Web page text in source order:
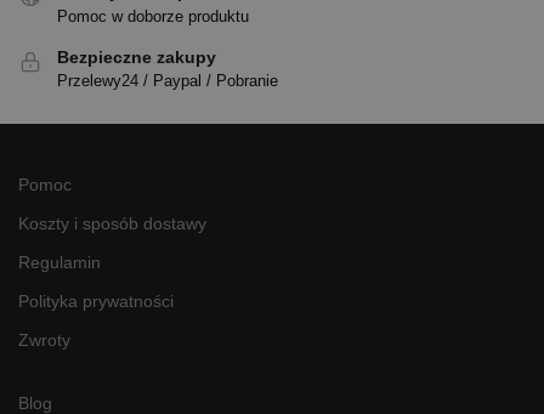
Pomoc w doborze produktu
Bezpieczne zakupy
Przelewy24 / Paypal / Pobranie
Pomoc
Koszty i sposób dostawy
Regulamin
Polityka prywatności
Zwroty
Blog